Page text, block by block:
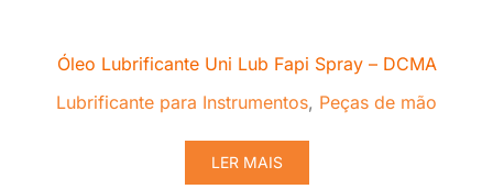
Óleo Lubrificante Uni Lub Fapi Spray – DCMA
Lubrificante para Instrumentos, Peças de mão
LER MAIS